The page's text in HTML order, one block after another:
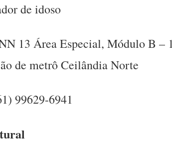
de idoso
13 Área Especial, Módulo B –
de metrô Ceilândia Norte
99629-6941